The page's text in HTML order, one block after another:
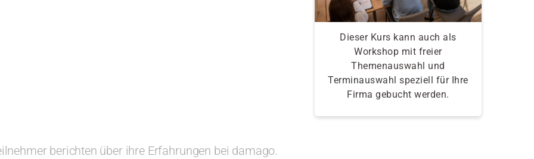
Dieser Kurs kann auch als
Workshop mit freier
Themenauswahl und
Terminauswahl speziell für Ihre
Firma gebucht werden.
berichten über ihre Erfahrungen bei damago.